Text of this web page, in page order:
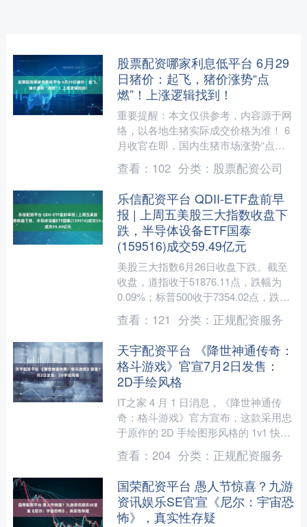
股票配资哪家利息低平台 6月29
日猪价：起飞，猪价涨势“点
燃”！上涨逻辑找到！
重要提醒：本文仅供参考，内容源于网
络，以各地生猪实际成交价格为准！ 6
月收官在即，国内生猪市场涨势“点
燃”，最近两日，猪价在情绪引导下，
市场呈现“雷霆”上涨的局....
查看： 102 分类： 股票配资公司
乐信配资平台 QDII-ETF盘前早
报 | 上周五美股三大指数收盘下
跌，半导体设备ETF国泰
(159516)成交59.49亿元
美股三大指数6月26日收盘下跌。截至
收盘，道指收于51876.11点，跌幅为
0.09%；标普500收于7354.02点，跌幅
为0.05%；纳指收于25297.6....
查看： 121 分类： 正规配资服务
天宇配资平台 《降世神通传奇：
格斗游戏》官宣7月2日发售：
2D手绘风格
IT之家 4 月 1 日消息，《降世神通传
奇：格斗游戏》官方宣布，这款采用忠
于原作的 2D 手绘图形风格的 1v1 快速
格斗游戏作品将于 2026 年 7 月 ....
查看： 204 分类： 正规配资服务
国荣配资平台 愚人节惊喜？九游
资讯娱乐SE官宣《尼尔：宇宙恐
怖》，真实性存疑